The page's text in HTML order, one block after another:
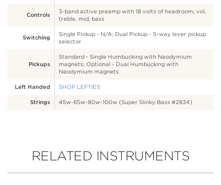
Controls
3-band active preamp with 18 volts of headroom; vol,
treble, mid, bass
Switching
Single Pickup - N/A; Dual Pickup - 5-way lever pickup
selector
Pickups
Standard - Single Humbucking with Neodymium
magnets; Optional - Dual Humbucking with
Neodymium magnets
Left Handed SHOP LEFTIES
Strings 45w-65w-80w-100w (Super Slinky Bass #2834)
RELATED INSTRUMENTS